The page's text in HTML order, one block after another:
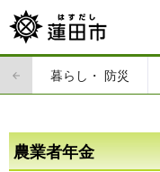
暮らし・ 防災
農業者年金